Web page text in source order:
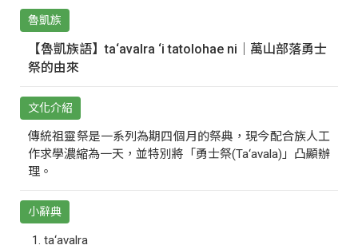
魯凱族
【魯凱族語】ta‘avalra ‘i tatolohae ni｜萬山部落勇士
祭的由來
文化介紹
傳統祖靈祭是一系列為期四個月的祭典，現今配合族人工
作求學濃縮為一天，並特別將「勇士祭(Ta‘avala)」凸顯辦
理。
小辭典
ta‘avalra